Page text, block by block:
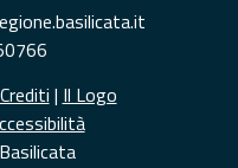
Crediti | Il Logo